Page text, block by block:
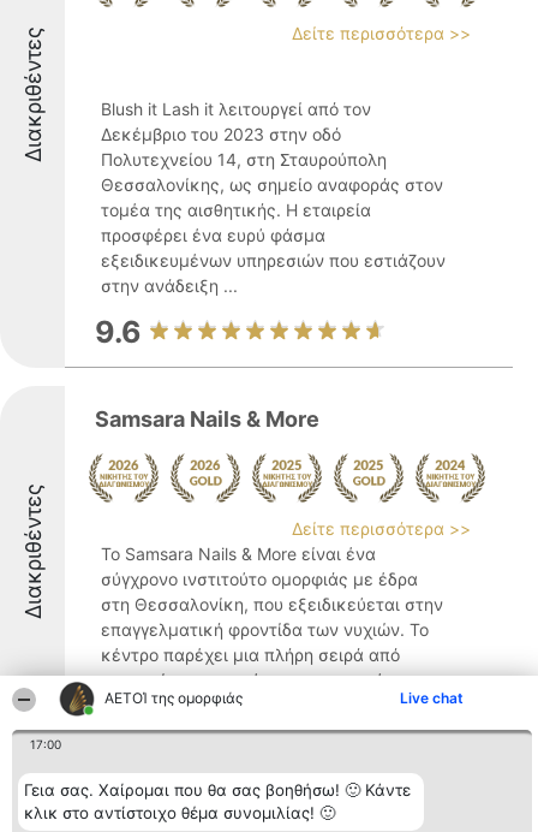
ΑΕΤΟΊ της ομορφιάς Live chat
17:00
Γεια σας. Χαίρομαι που θα σας βοηθήσω! 🙂 Κάντε
κλικ στο αντίστοιχο θέμα συνομιλίας! 🙂
Διακριθέντες Δείτε περισσότερα >>
Blush it Lash it λειτουργεί από τον
Δεκέμβριο του 2023 στην οδό
Πολυτεχνείου 14, στη Σταυρούπολη
Θεσσαλονίκης, ως σημείο αναφοράς στον
τομέα της αισθητικής. Η εταιρεία
προσφέρει ένα ευρύ φάσμα
εξειδικευμένων υπηρεσιών που εστιάζουν
στην ανάδειξη ...
9.6
Διακριθέντες
Samsara Nails & More
Δείτε περισσότερα >>
Το Samsara Nails & More είναι ένα
σύγχρονο ινστιτούτο ομορφιάς με έδρα
στη Θεσσαλονίκη, που εξειδικεύεται στην
επαγγελματική φροντίδα των νυχιών. Το
κέντρο παρέχει μια πλήρη σειρά από
υπηρεσίες μανικιούρ και πεντικιούρ,
σχεδιασμένες να ικανοποιούν ...